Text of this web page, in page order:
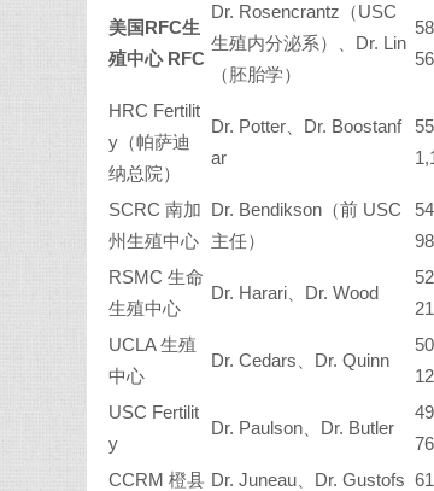
美国RFC生
殖中心 RFC
Dr. Rosencrantz（USC
生殖内分泌系）、Dr. Lin
（胚胎学）
56
HRC Fertilit
y（帕萨迪
纳总院）
Dr. Potter、Dr. Boostanf
ar
SCRC 南加
州生殖中心
Dr. Bendikson（前 USC
主任）
98
RSMC 生命
生殖中心
Dr. Harari、Dr. Wood
21
UCLA 生殖
中心
Dr. Cedars、Dr. Quinn
12
USC Fertilit
y
Dr. Paulson、Dr. Butler
76
CCRM 橙县 Dr. Juneau、Dr. Gustofs